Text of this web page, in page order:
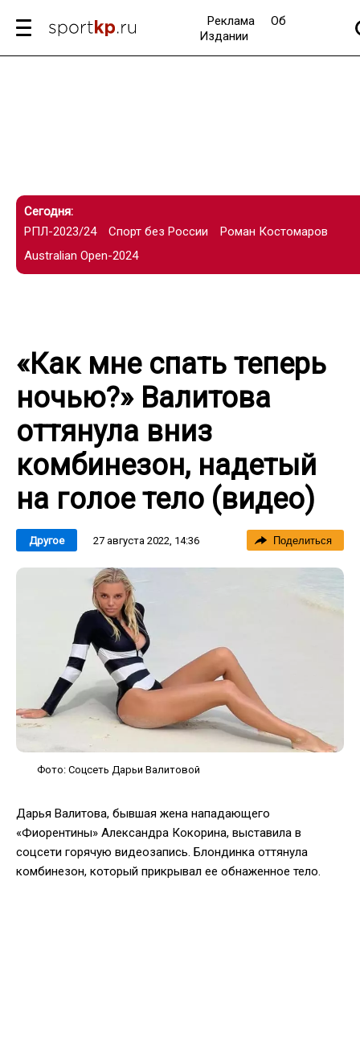
Реклама
Об
Издании
Сегодня:
РПЛ-2023/24
Спорт без России
Роман Костомаров
Australian Open-2024
«Как мне спать теперь
ночью?» Валитова
оттянула вниз
комбинезон, надетый
на голое тело (видео)
Другое 27 августа 2022, 14:36 Поделиться
Фото: Соцсеть Дарьи Валитовой
Дарья Валитова, бывшая жена нападающего
«Фиорентины» Александра Кокорина, выставила в
соцсети горячую видеозапись. Блондинка оттянула
комбинезон, который прикрывал ее обнаженное тело.